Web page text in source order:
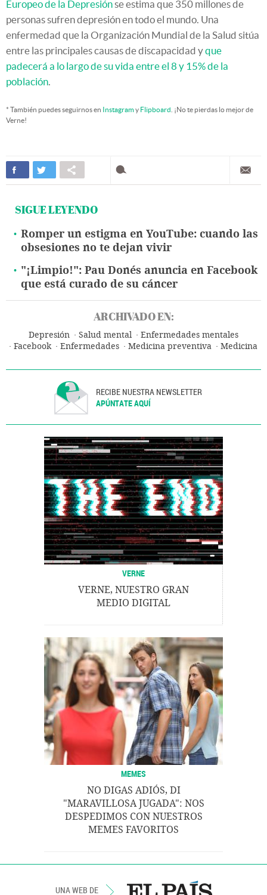
Europeo de la Depresiónse estima que 350 millones de
personas sufren depresión en todo el mundo. Una
enfermedad que la Organización Mundial de la Salud sitúa
entre las principales causas de discapacidad yque
padecerá a lo largo de su vida entre el 8 y 15% de la
población.
* También puedes seguirnos en Instagramy Flipboard . ¡No te pierdas lo mejor de
Verne!
SIGUE LEYENDO
Romper un estigma en YouTube: cuando las
obsesiones no te dejan vivir
"¡Limpio!": Pau Donés anuncia en Facebook
que está curado de su cáncer
ARCHIVADO EN:
Depresión Salud mental
Enfermedades mentales
Facebook
Enfermedades Medicina preventiva
Medicina
RECIBE NUESTRA NEWSLETTER
APÚNTATE AQUÍ
VERNE
VERNE, NUESTRO GRAN
MEDIO DIGITAL
MEMES
NO DIGAS ADIÓS, DI
"MARAVILLOSA JUGADA": NOS
DESPEDIMOS CON NUESTROS
MEMES FAVORITOS
UNA WEB DE